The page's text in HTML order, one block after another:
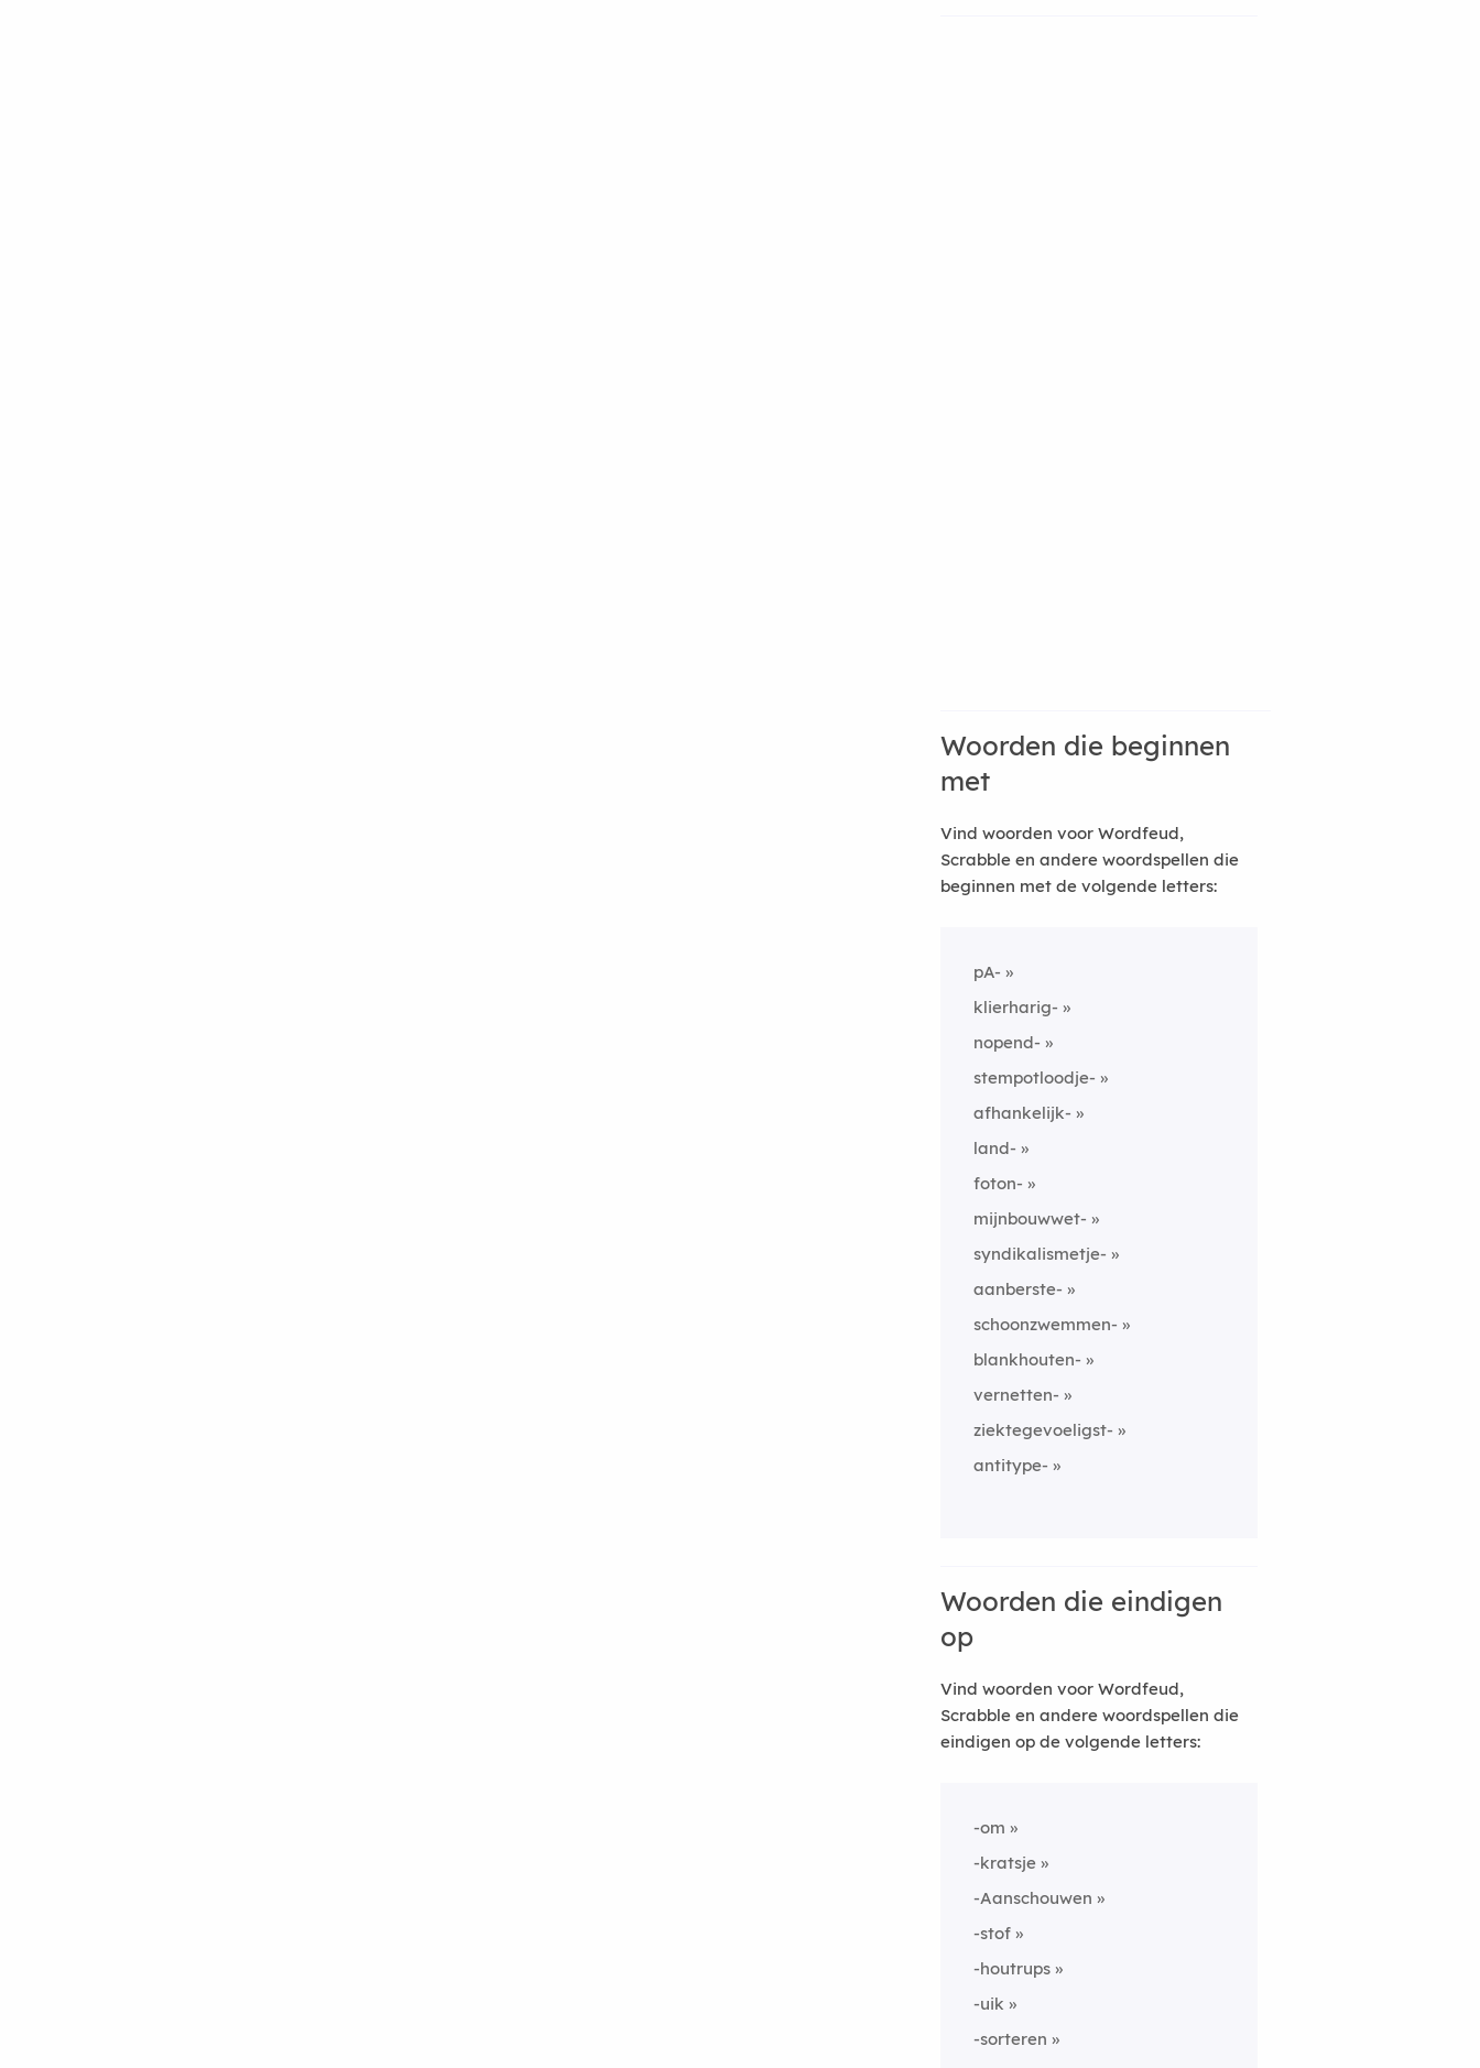
Woorden die beginnen
met
Vind woorden voor Wordfeud,
Scrabble en andere woordspellen die
beginnen met de volgende letters:
pA-
klierharig-
nopend-
stempotloodje-
afhankelijk-
land-
foton-
mijnbouwwet-
syndikalismetje-
aanberste-
schoonzwemmen-
blankhouten-
vernetten-
ziektegevoeligst-
antitype-
Woorden die eindigen
op
Vind woorden voor Wordfeud,
Scrabble en andere woordspellen die
eindigen op de volgende letters:
-om
-kratsje
-Aanschouwen
-stof
-houtrups
-uik
-sorteren